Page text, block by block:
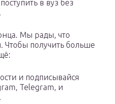
в вуз без
Мы рады, что
Чтобы получить больше
и подписывайся
Telegram, и